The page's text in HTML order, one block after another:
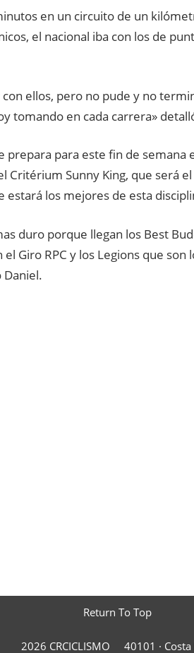
en un circuito de un
el nacional iba con los de
ellos, pero no pude y no
tomando en cada carrera»
prepara para este fin de semana
Critérium Sunny King, que será
estará los mejores de esta
duro porque llegan los Best
Giro RPC y los Legions que
Return To Top
2026 CRCICLISMO 40101 · Costa